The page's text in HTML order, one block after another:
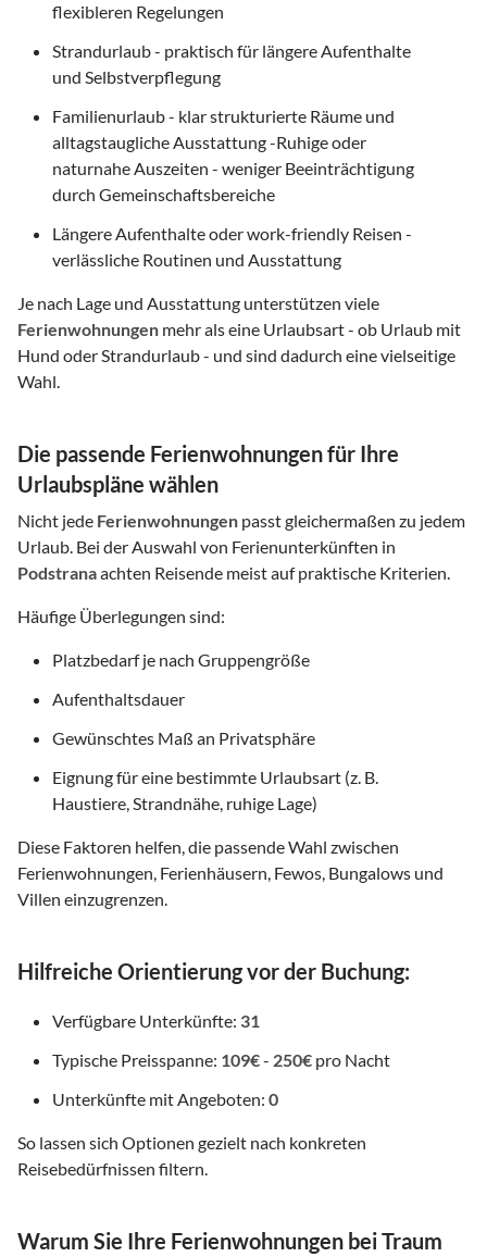
flexibleren Regelungen
Strandurlaub - praktisch für längere Aufenthalte
und Selbstverpflegung
Familienurlaub - klar strukturierte Räume und
alltagstaugliche Ausstattung -Ruhige oder
naturnahe Auszeiten - weniger Beeinträchtigung
durch Gemeinschaftsbereiche
Längere Aufenthalte oder work-friendly Reisen -
verlässliche Routinen und Ausstattung
Je nach Lage und Ausstattung unterstützen viele
Ferienwohnungen mehr als eine Urlaubsart - ob Urlaub mit
Hund oder Strandurlaub - und sind dadurch eine vielseitige
Wahl.
Die passende Ferienwohnungen für Ihre
Urlaubspläne wählen
Nicht jede Ferienwohnungen passt gleichermaßen zu jedem
Urlaub. Bei der Auswahl von Ferienunterkünften in
Podstranaachten Reisende meist auf praktische Kriterien.
Häufige Überlegungen sind:
Platzbedarf je nach Gruppengröße
Aufenthaltsdauer
Gewünschtes Maß an Privatsphäre
Eignung für eine bestimmte Urlaubsart (z. B.
Haustiere, Strandnähe, ruhige Lage)
Diese Faktoren helfen, die passende Wahl zwischen
Ferienwohnungen, Ferienhäusern, Fewos, Bungalows und
Villen einzugrenzen.
Hilfreiche Orientierung vor der Buchung:
Verfügbare Unterkünfte: 31
Typische Preisspanne: 109€- 250€ pro Nacht
Unterkünfte mit Angeboten: 0
So lassen sich Optionen gezielt nach konkreten
Reisebedürfnissen filtern.
Warum Sie Ihre Ferienwohnungen bei Traum